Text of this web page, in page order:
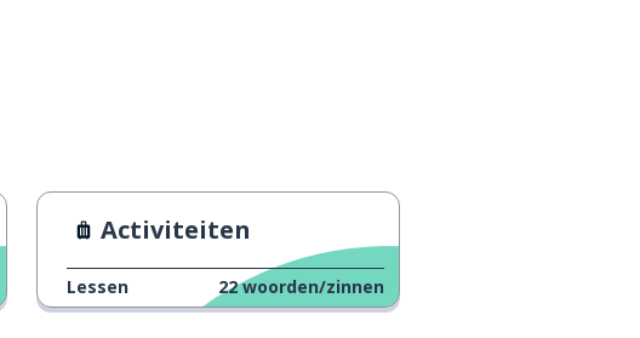
Activiteiten
Lessen 22 woorden/zinnen